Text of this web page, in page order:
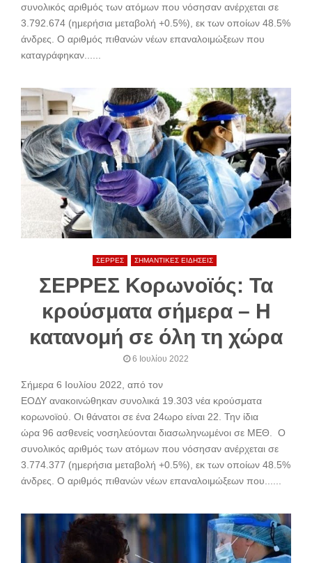
συνολικός αριθμός των ατόμων που νόσησαν ανέρχεται σε
3.792.674 (ημερήσια μεταβολή +0.5%), εκ των οποίων 48.5%
άνδρες. Ο αριθμός πιθανών νέων επαναλοιμώξεων που
καταγράφηκαν......
ΣΕΡΡΕΣ ΣΗΜΑΝΤΙΚΕΣ ΕΙΔΗΣΕΙΣ
ΣΕΡΡΕΣ Κορωνοϊός: Τα
κρούσματα σήμερα – Η
κατανομή σε όλη τη χώρα
6 Ιουλίου 2022
Σήμερα 6 Ιουλίου 2022, από τον
ΕΟΔΥ ανακοινώθηκαν συνολικά 19.303 νέα κρούσματα
κορωνοϊού. Oι θάνατοι σε ένα 24ωρο είναι 22. Την ίδια
ώρα 96 ασθενείς νοσηλεύονται διασωληνωμένοι σε ΜΕΘ. Ο
συνολικός αριθμός των ατόμων που νόσησαν ανέρχεται σε
3.774.377 (ημερήσια μεταβολή +0.5%), εκ των οποίων 48.5%
άνδρες. Ο αριθμός πιθανών νέων επαναλοιμώξεων που......